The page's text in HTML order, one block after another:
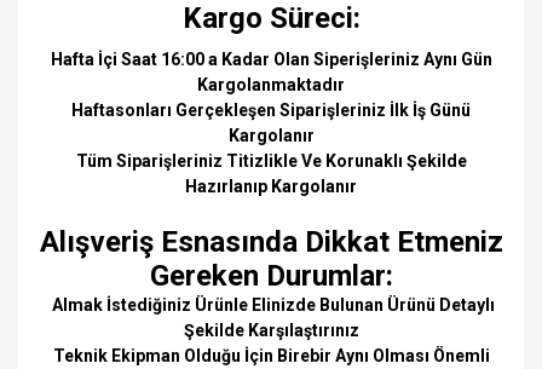
Kargo Süreci:
Hafta İçi Saat 16:00 a Kadar Olan Siperişleriniz Aynı Gün
Kargolanmaktadır
Haftasonları Gerçekleşen Siparişleriniz İlk İş Günü
Kargolanır
Tüm Siparişleriniz Titizlikle Ve Korunaklı Şekilde
Hazırlanıp Kargolanır
Alışveriş Esnasında Dikkat Etmeniz
Gereken Durumlar:
Almak İstediğiniz Ürünle Elinizde Bulunan Ürünü Detaylı
Şekilde Karşılaştırınız
Teknik Ekipman Olduğu İçin Birebir Aynı Olması Önemli